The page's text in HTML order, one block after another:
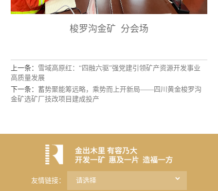
梭罗沟金矿 分会场
上一条： 雪域高原红：“四融六驱”强党建引领矿产资源开发事业
高质量发展
下一条： 蓄势聚能筹远略，乘势而上开新局——四川黄金梭罗沟
金矿选矿厂技改项目建成投产
友情链接：